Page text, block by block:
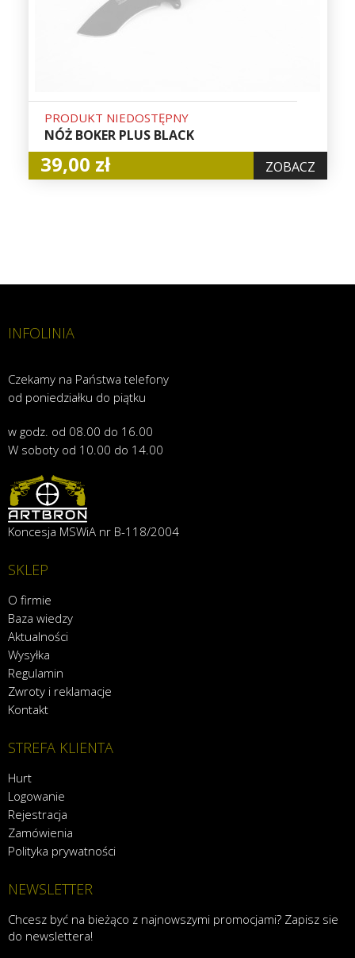
PRODUKT NIEDOSTĘPNY
NÓŻ BOKER PLUS BLACK
39,00 zł ZOBACZ
INFOLINIA
Czekamy na Państwa telefony
od poniedziałku do piątku
w godz. od 08.00 do 16.00
W soboty od 10.00 do 14.00
Koncesja MSWiA nr B-118/2004
SKLEP
O firmie
Baza wiedzy
Aktualności
Wysyłka
Regulamin
Zwroty i reklamacje
Kontakt
STREFA KLIENTA
Hurt
Logowanie
Rejestracja
Zamówienia
Polityka prywatności
NEWSLETTER
Chcesz być na bieżąco z najnowszymi promocjami? Zapisz sie
do newslettera!